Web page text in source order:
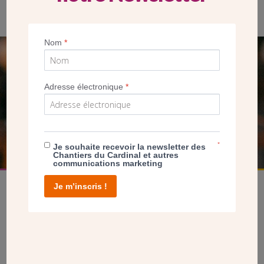
Les offrandes de la communauté tamoule
SEUL VOTRE DON
NOUS PERMET D’AGIR
FAIRE UN DON
Nom*
Adresse électronique*
Je souhaite recevoir la newsletter des
Chantiers du Cardinal et autres
communications marketing
*
Je m’inscris !